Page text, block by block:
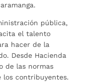
pública,
el talento
hacer de la
Desde Hacienda
de las normas
contribuyentes.